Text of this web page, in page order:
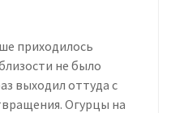
приходилось
не было
выходил оттуда с
Огурцы на